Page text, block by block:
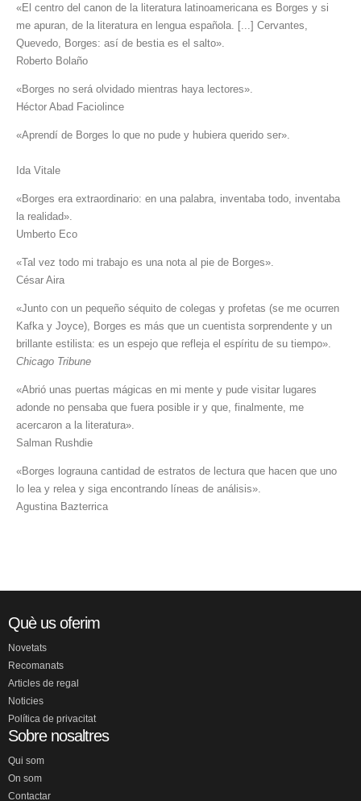
«El centro del canon de la literatura latinoamericana es Borges y si
me apuran, de la literatura en lengua española. [...] Cervantes,
Quevedo, Borges: así de bestia es el salto».
Roberto Bolaño
«Borges no será olvidado mientras haya lectores».
Héctor Abad Faciolince
«Aprendí de Borges lo que no pude y hubiera querido ser».
Ida Vitale
«Borges era extraordinario: en una palabra, inventaba todo, inventaba
la realidad».
Umberto Eco
«Tal vez todo mi trabajo es una nota al pie de Borges».
César Aira
«Junto con un pequeño séquito de colegas y profetas (se me ocurren
Kafka y Joyce), Borges es más que un cuentista sorprendente y un
brillante estilista: es un espejo que refleja el espíritu de su tiempo».
Chicago Tribune
«Abrió unas puertas mágicas en mi mente y pude visitar lugares
adonde no pensaba que fuera posible ir y que, finalmente, me
acercaron a la literatura».
Salman Rushdie
«Borges lograuna cantidad de estratos de lectura que hacen que uno
lo lea y relea y siga encontrando líneas de análisis».
Agustina Bazterrica
Què us oferim
Novetats
Recomanats
Articles de regal
Noticies
Política de privacitat
Sobre nosaltres
Qui som
On som
Contactar